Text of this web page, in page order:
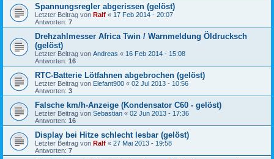
Spannungsregler abgerissen (gelöst)
Letzter Beitrag von Ralf « 17 Feb 2014 - 20:07
Antworten: 7
Drehzahlmesser Africa Twin / Warnmeldung Öldrucksch
(gelöst)
Letzter Beitrag von Andreas « 16 Feb 2014 - 15:08
Antworten: 16
RTC-Batterie Lötfahnen abgebrochen (gelöst)
Letzter Beitrag von Elefant900 « 02 Jul 2013 - 10:56
Antworten: 3
Falsche km/h-Anzeige (Kondensator C60 - gelöst)
Letzter Beitrag von Sebastian « 02 Jun 2013 - 17:36
Antworten: 16
Display bei Hitze schlecht lesbar (gelöst)
Letzter Beitrag von Ralf « 27 Mai 2013 - 19:58
Antworten: 7